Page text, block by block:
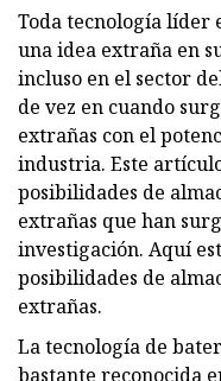
Toda tecnología líder
una idea extraña en
incluso en el sector
de vez en cuando
extrañas con el
industria. Este
posibilidades de
extrañas que han
investigación. Aquí
posibilidades de
extrañas.
La tecnología de
bastante reconocida